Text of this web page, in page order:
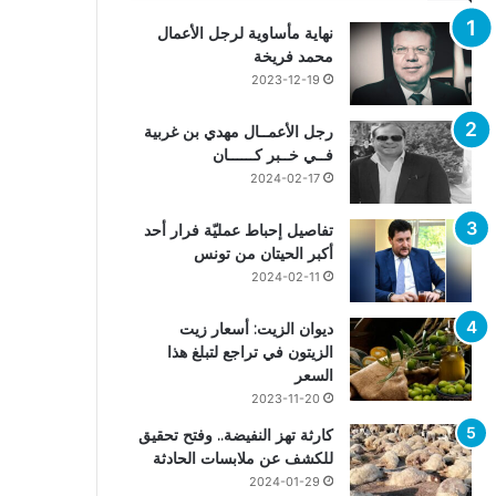
نهاية مأساوية لرجل الأعمال
محمد فريخة
2023-12-19
رجل الأعمــال مهدي بن غربية
فــي خــبر كــــــان
2024-02-17
تفاصيل إحباط عمليّة فرار أحد
أكبر الحيتان من تونس
2024-02-11
ديوان الزيت: أسعار زيت
الزيتون في تراجع لتبلغ هذا
السعر
2023-11-20
كارثة تهز النفيضة.. وفتح تحقيق
للكشف عن ملابسات الحادثة
2024-01-29